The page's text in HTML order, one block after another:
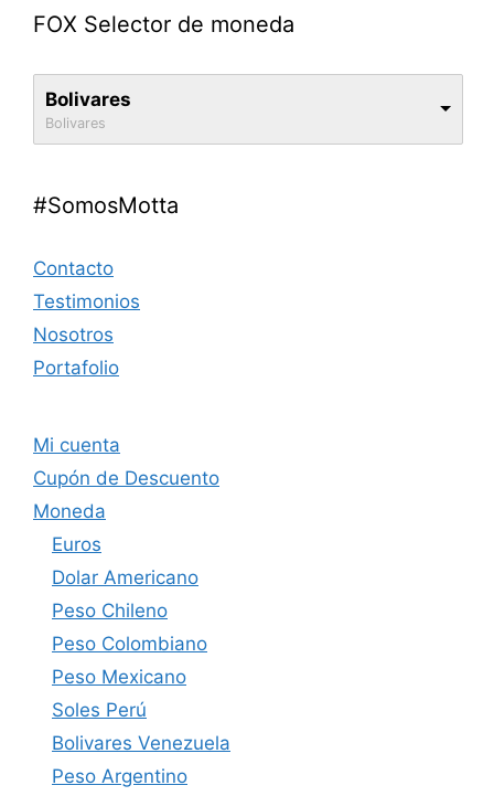
FOX Selector de moneda
Bolivares
Bolivares
#SomosMotta
Contacto
Testimonios
Nosotros
Portafolio
Mi cuenta
Cupón de Descuento
Moneda
Euros
Dolar Americano
Peso Chileno
Peso Colombiano
Peso Mexicano
Soles Perú
Bolivares Venezuela
Peso Argentino